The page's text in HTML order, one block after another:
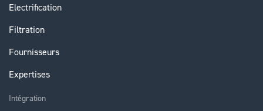
Electrification
Filtration
Fournisseurs
Expertises
Intégration